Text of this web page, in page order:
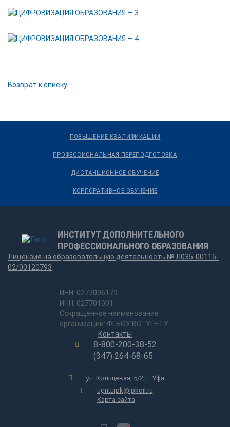
Возврат к списку
ПОВЫШЕНИЕ КВАЛИФИКАЦИИ
ПРОФЕССИОНАЛЬНАЯ ПЕРЕПОДГОТОВКА
ДИСТАНЦИОННОЕ ОБУЧЕНИЕ
КОРПОРАТИВНОЕ ОБУЧЕНИЕ
ИНСТИТУТ ДОПОЛНИТЕЛЬНОГО
ПРОФЕССИОНАЛЬНОГО ОБРАЗОВАНИЯ
Лицензия на образовательную деятельность № Л035-00115-
02/00120793
ИНН: 0277006179
ИНН: 027701001
Сокращенное наименование
организации: ФГБОУ ВО "УГНТУ"
Контакты
8-800-200-38-52
(347) 264-68-65
ул. Кольцевая, 5/2, г. Уфа
ugntuipk@ipkoil.ru
Карта сайта